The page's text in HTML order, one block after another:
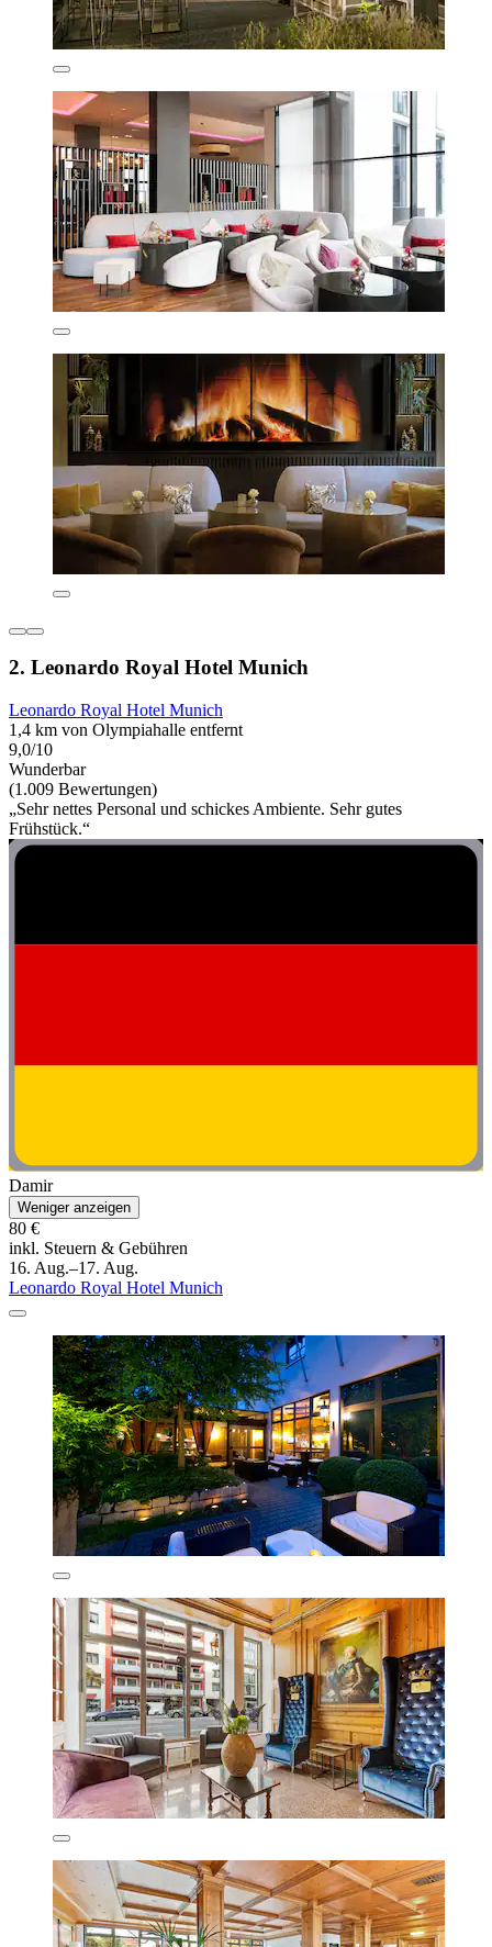
2. Leonardo Royal Hotel Munich
Leonardo Royal Hotel Munich
1,4 km von Olympiahalle entfernt
9,0/10
Wunderbar
(1.009 Bewertungen)
„Sehr nettes Personal und schickes Ambiente. Sehr gutes
Frühstück.“
Damir
Weniger anzeigen
80 €
inkl. Steuern & Gebühren
16. Aug.–17. Aug.
Leonardo Royal Hotel Munich